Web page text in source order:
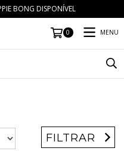
BONG DISPONÍVEL
0 MENU
FILTRAR